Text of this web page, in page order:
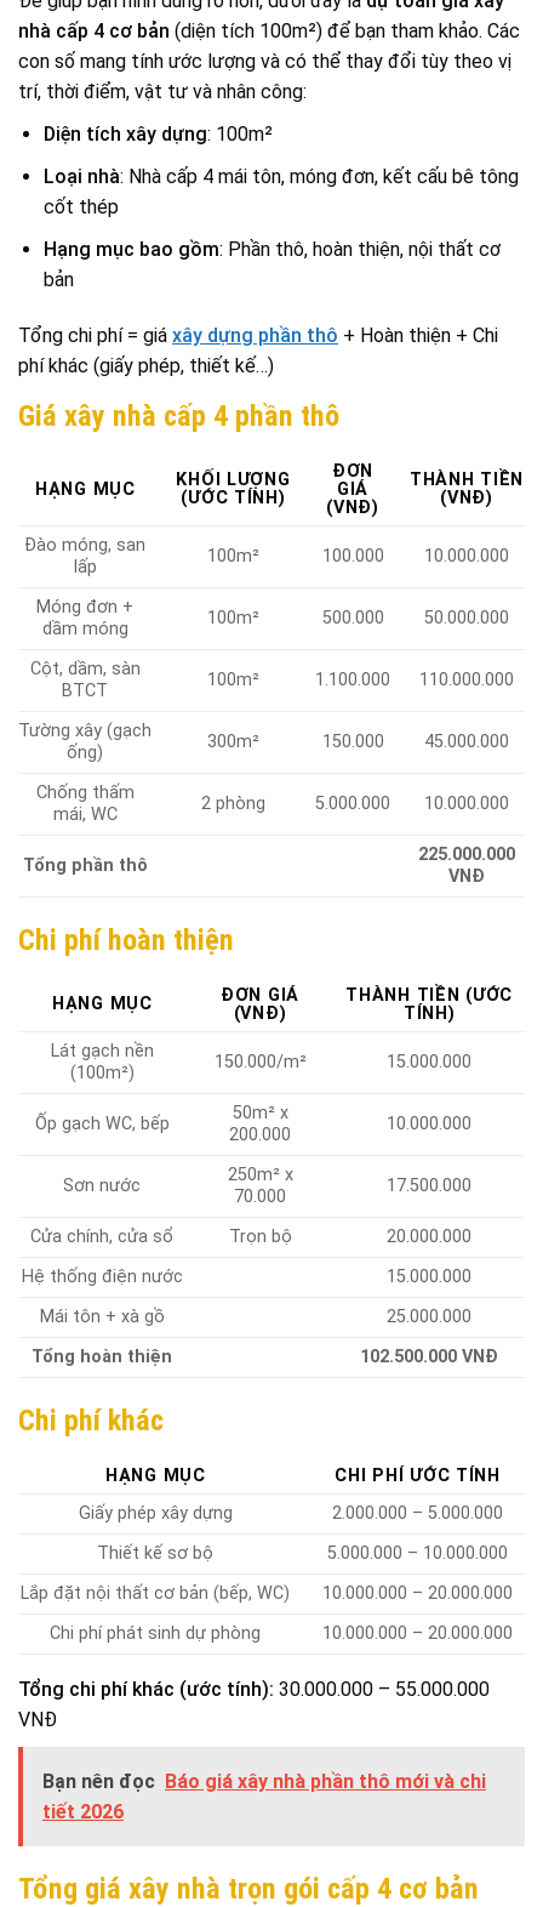
nhà cấp 4 cơ bản (diện tích 100m²) để bạn tham khảo. Các
con số mang tính ước lượng và có thể thay đổi tùy theo vị
trí, thời điểm, vật tư và nhân công:
Diện tích xây dựng: 100m²
Loại nhà: Nhà cấp 4 mái tôn, móng đơn, kết cấu bê tông
cốt thép
Hạng mục bao gồm: Phần thô, hoàn thiện, nội thất cơ
bản
Tổng chi phí = giá xây dựng phần thô + Hoàn thiện + Chi
phí khác (giấy phép, thiết kế…)
Giá xây nhà cấp 4 phần thô
HẠNG MỤC
KHỐI LƯỢNG
(ƯỚC TÍNH)
ĐƠN
GIÁ
(VNĐ)
THÀNH TIỀN
(VNĐ)
Đào móng, san
lấp
100m² 100.000 10.000.000
Móng đơn +
dầm móng
100m² 500.000 50.000.000
Cột, dầm, sàn
BTCT
100m² 1.100.000 110.000.000
Tường xây (gạch
ống)
300m² 150.000 45.000.000
Chống thấm
mái, WC
2 phòng 5.000.000 10.000.000
Tổng phần thô
225.000.000
VNĐ
Chi phí hoàn thiện
HẠNG MỤC
ĐƠN GIÁ
(VNĐ)
THÀNH TIỀN (ƯỚC
TÍNH)
Lát gạch nền
(100m²)
150.000/m² 15.000.000
Ốp gạch WC, bếp
50m² x
200.000
10.000.000
Sơn nước
250m² x
70.000
17.500.000
Cửa chính, cửa sổ Trọn bộ
20.000.000
Hệ thống điện nước
15.000.000
Mái tôn + xà gồ
25.000.000
Tổng hoàn thiện
102.500.000 VNĐ
Chi phí khác
HẠNG MỤC
CHI PHÍ ƯỚC TÍNH
Giấy phép xây dựng
2.000.000 – 5.000.000
Thiết kế sơ bộ
5.000.000 – 10.000.000
Lắp đặt nội thất cơ bản (bếp, WC)
10.000.000 – 20.000.000
Chi phí phát sinh dự phòng
10.000.000 – 20.000.000
Tổng chi phí khác (ước tính): 30.000.000 – 55.000.000
VNĐ
Bạn nên đọc Báo giá xây nhà phần thô mới và chi
tiết 2026
Tổng giá xây nhà trọn gói cấp 4​ cơ bản